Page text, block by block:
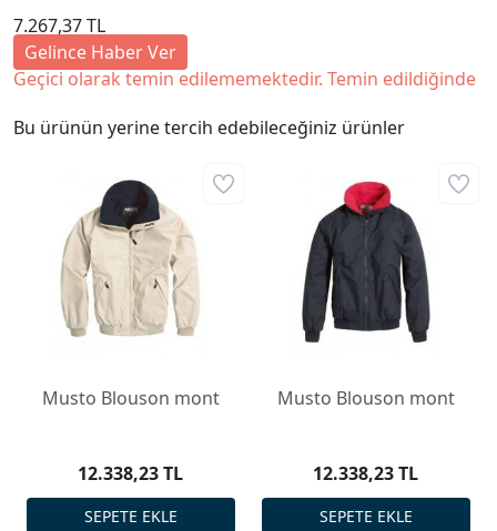
7.267,37 TL
Gelince Haber Ver
Geçici olarak temin edilememektedir. Temin edildiğinde
Bu ürünün yerine tercih edebileceğiniz ürünler
Musto Blouson mont
12.338,23 TL
Musto Blouson mont
12.338,23 TL